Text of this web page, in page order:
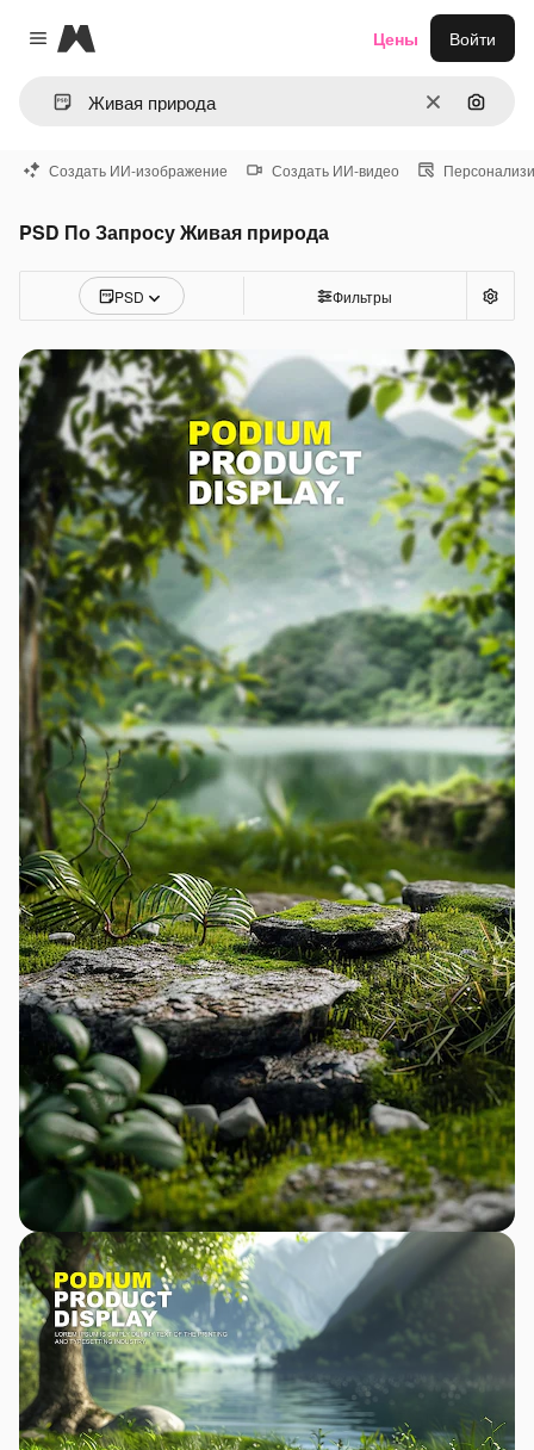
Close menu
Magnific
ОчиститьПоиск
Цены Войти
Создать ИИ-изображение Создать ИИ-видео
PSD По Запросу Живая природа
PSD Фильтры